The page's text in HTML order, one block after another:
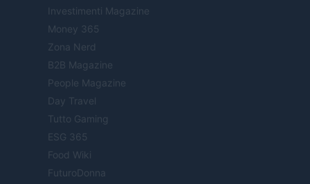
Investimenti Magazine
Money 365
Zona Nerd
B2B Magazine
People Magazine
Day Travel
Tutto Gaming
ESG 365
Food Wiki
FuturoDonna